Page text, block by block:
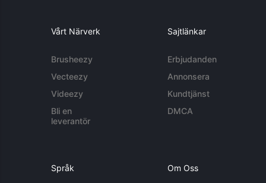
Vårt Närverk
Brusheezy
Vecteezy
Videezy
Bli en
leverantör
Sajtlänkar
Erbjudanden
Annonsera
Kundtjänst
DMCA
Språk Om Oss